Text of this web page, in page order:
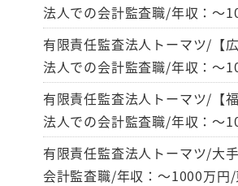
法人での会計監査職/年収：～
有限責任監査法人トーマツ/【
法人での会計監査職/年収：～
有限責任監査法人トーマツ/【
法人での会計監査職/年収：～
有限責任監査法人トーマツ/大
会計監査職/年収：～1000万円